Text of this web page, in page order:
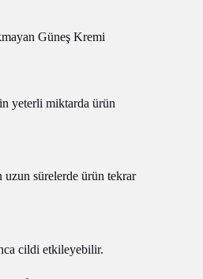
Güneş Kremi
yeterli miktarda ürün
uzun sürelerde ürün tekrar
cildi etkileyebilir.